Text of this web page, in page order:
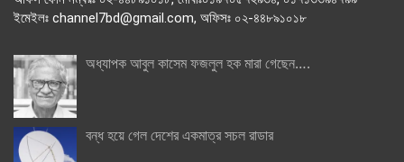
ইমেইলঃ channel7bd@gmail.com, অফিসঃ ০২-৪৪৮৯১০১৮
অধ্যাপক আবুল কাসেম ফজলুল হক মারা গেছেন….
বন্ধ হয়ে গেল দেশের একমাত্র সচল রাডার